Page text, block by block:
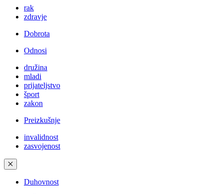
rak
zdravje
Dobrota
Odnosi
družina
mladi
prijateljstvo
šport
zakon
Preizkušnje
invalidnost
zasvojenost
✕
Duhovnost